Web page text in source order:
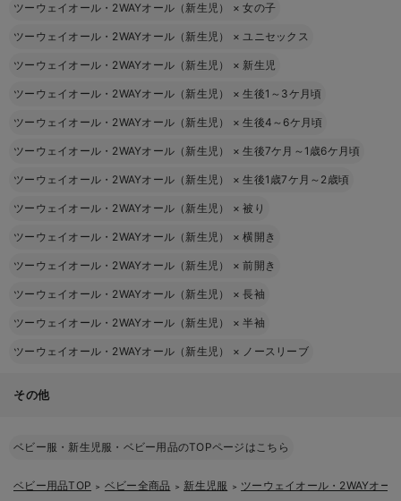
ツーウェイオール・2WAYオール（新生児） ×女の子
ツーウェイオール・2WAYオール（新生児） ×ユニセックス
ツーウェイオール・2WAYオール（新生児） × 新生児
ツーウェイオール・2WAYオール（新生児） ×生後1～3ケ月頃
ツーウェイオール・2WAYオール（新生児） ×生後4～6ケ月頃
ツーウェイオール・2WAYオール（新生児） ×生後7ケ月～1歳6ケ月頃
ツーウェイオール・2WAYオール（新生児） ×生後1歳7ケ月～2歳頃
ツーウェイオール・2WAYオール（新生児） ×被り
ツーウェイオール・2WAYオール（新生児） ×横開き
ツーウェイオール・2WAYオール（新生児） ×前開き
ツーウェイオール・2WAYオール（新生児） ×長袖
ツーウェイオール・2WAYオール（新生児） ×半袖
ツーウェイオール・2WAYオール（新生児） × ノースリーブ
その他
ベビー服・新生児服・ベビー用品のTOPページはこちら
ベビー用品TOP ＞ ベビー全商品 ＞ 新生児服 ＞ ツーウェイオール・2WAYオー